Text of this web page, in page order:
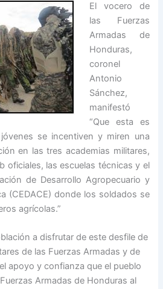
El vocero de
las Fuerzas
Armadas de
Honduras,
coronel
Antonio
Sánchez,
manifestó
“Que esta es
se incentiven y miren una
en las tres academias militares,
oficiales, las escuelas técnicas y el
de Desarrollo Agropecuario y
(CEDACE) donde los soldados se
agrícolas.”
a disfrutar de este desfile de
de las Fuerzas Armadas y de
apoyo y confianza que el pueblo
Armadas de Honduras al